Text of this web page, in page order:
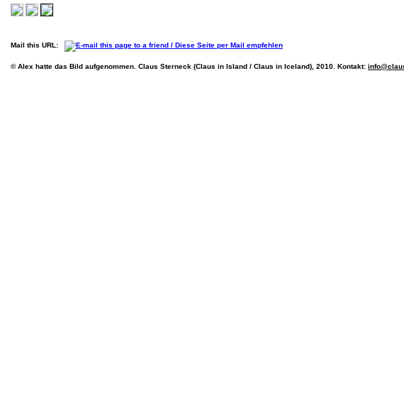
Mail this URL:
© Alex hatte das Bild aufgenommen. Claus Sterneck (Claus in Island / Claus in Iceland), 2010. Kontakt: